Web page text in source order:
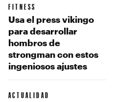
FITNESS
Usa el press vikingo
para desarrollar
hombros de
strongman con estos
ingeniosos ajustes
ACTUALIDAD